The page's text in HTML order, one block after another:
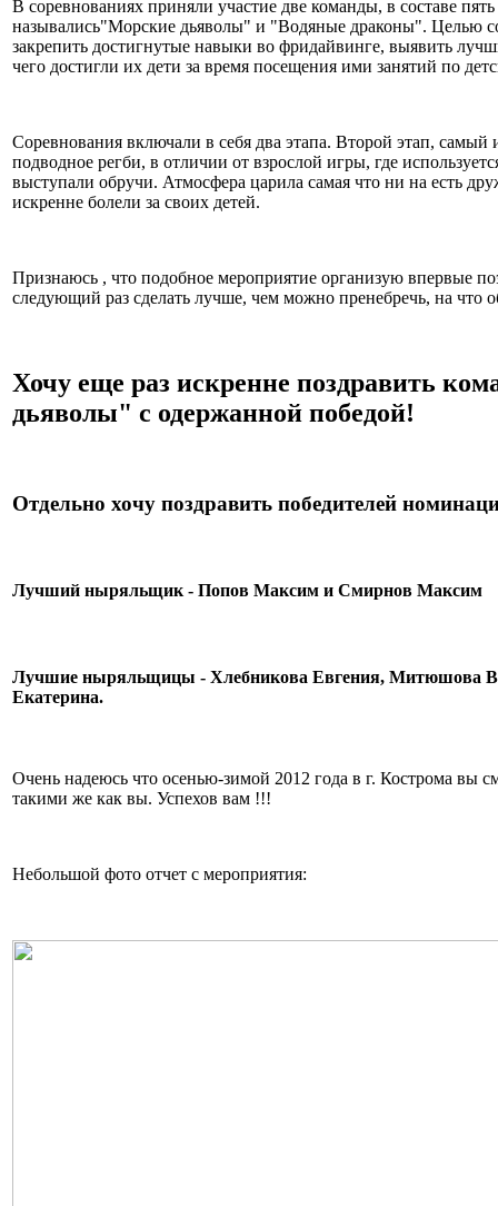
В соревнованиях приняли участие две команды, в составе
назывались"Морские дьяволы" и "Водяные драконы". Целью
закрепить достигнутые навыки во фридайвинге, выявить
чего достигли их дети за время посещения ими занятий по
Соревнования включали в себя два этапа. Второй этап, самый
подводное регби, в отличии от взрослой игры, где
выступали обручи. Атмосфера царила самая что ни на есть
искренне болели за своих детей.
Признаюсь , что подобное мероприятие организую впервые
следующий раз сделать лучше, чем можно пренебречь, на что
Хочу еще раз искренне поздравить
дьяволы" с одержанной победой!
Отдельно хочу поздравить победителей
Лучший ныряльщик - Попов Максим и Смирнов Максим
Лучшие ныряльщицы - Хлебникова Евгения, Митюшова
Екатерина.
Очень надеюсь что осенью-зимой 2012 года в г. Кострома вы
такими же как вы. Успехов вам !!!
Небольшой фото отчет с мероприятия: